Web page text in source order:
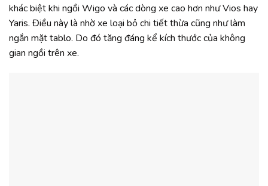
khác biệt khi ngồi Wigo và các dòng xe cao hơn như Vios hay
Yaris. Điều này là nhờ xe loại bỏ chi tiết thừa cũng như làm
ngắn mặt tablo. Do đó tăng đáng kể kích thước của không
gian ngồi trên xe.